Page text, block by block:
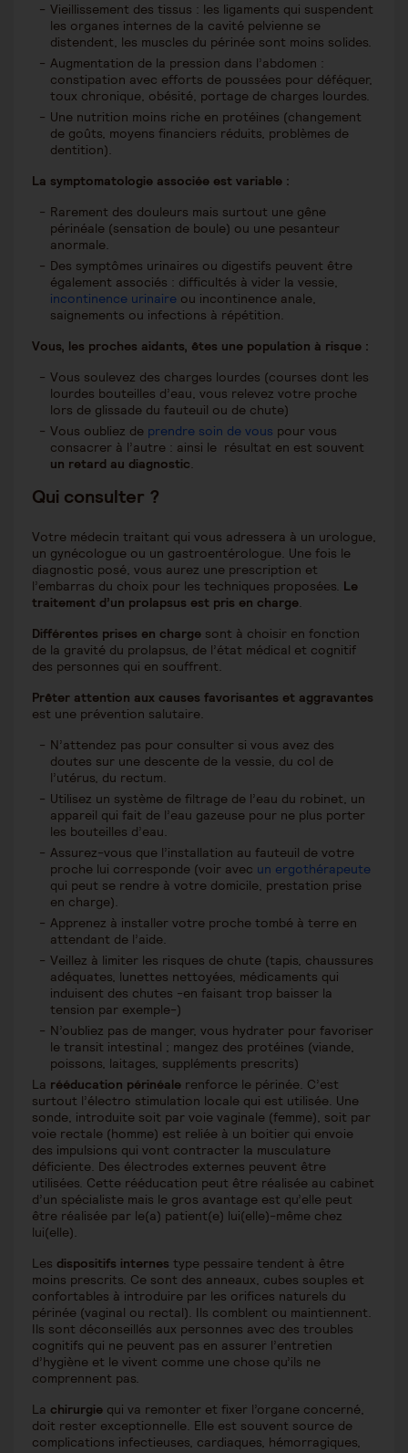
Vieillissement des tissus : les ligaments qui suspendent
les organes internes de la cavité pelvienne se
distendent, les muscles du périnée sont moins solides.
Augmentation de la pression dans l’abdomen :
constipation avec efforts de poussées pour déféquer,
toux chronique, obésité, portage de charges lourdes.
Une nutrition moins riche en protéines (changement
de goûts, moyens financiers réduits, problèmes de
dentition).
La symptomatologie associée est variable :
Rarement des douleurs mais surtout une gêne
périnéale (sensation de boule) ou une pesanteur
anormale.
Des symptômes urinaires ou digestifs peuvent être
également associés : difficultés à vider la vessie,
incontinence urinaire ou incontinence anale,
saignements ou infections à répétition.
Vous, les proches aidants, êtes une population à risque :
Vous soulevez des charges lourdes (courses dont les
lourdes bouteilles d’eau, vous relevez votre proche
lors de glissade du fauteuil ou de chute)
Vous oubliez de prendre soin de vous pour vous
consacrer à l’autre : ainsi le résultat en est souvent
un retard au diagnostic.
Qui consulter ?
Votre médecin traitant qui vous adressera à un urologue,
un gynécologue ou un gastroentérologue. Une fois le
diagnostic posé, vous aurez une prescription et
l’embarras du choix pour les techniques proposées. Le
traitement d’un prolapsus est pris en charge.
Différentes prises en charge sont à choisir en fonction
de la gravité du prolapsus, de l’état médical et cognitif
des personnes qui en souffrent.
Prêter attention aux causes favorisantes et aggravantes
est une prévention salutaire.
N’attendez pas pour consulter si vous avez des
doutes sur une descente de la vessie, du col de
l’utérus, du rectum.
Utilisez un système de filtrage de l’eau du robinet, un
appareil qui fait de l’eau gazeuse pour ne plus porter
les bouteilles d’eau.
Assurez-vous que l’installation au fauteuil de votre
proche lui corresponde (voir avec un ergothérapeute
qui peut se rendre à votre domicile, prestation prise
en charge).
Apprenez à installer votre proche tombé à terre en
attendant de l’aide.
Veillez à limiter les risques de chute (tapis, chaussures
adéquates, lunettes nettoyées, médicaments qui
induisent des chutes -en faisant trop baisser la
tension par exemple-)
N’oubliez pas de manger, vous hydrater pour favoriser
le transit intestinal ; mangez des protéines (viande,
poissons, laitages, suppléments prescrits)
La rééducation périnéale renforce le périnée. C’est
surtout l’électro stimulation locale qui est utilisée. Une
sonde, introduite soit par voie vaginale (femme), soit par
voie rectale (homme) est reliée à un boitier qui envoie
des impulsions qui vont contracter la musculature
déficiente. Des électrodes externes peuvent être
utilisées. Cette rééducation peut être réalisée au cabinet
d’un spécialiste mais le gros avantage est qu’elle peut
être réalisée par le(a) patient(e) lui(elle)-même chez
lui(elle).
Les dispositifs internes type pessaire tendent à être
moins prescrits. Ce sont des anneaux, cubes souples et
confortables à introduire par les orifices naturels du
périnée (vaginal ou rectal). Ils comblent ou maintiennent.
Ils sont déconseillés aux personnes avec des troubles
cognitifs qui ne peuvent pas en assurer l’entretien
d’hygiène et le vivent comme une chose qu’ils ne
comprennent pas.
La chirurgie qui va remonter et fixer l’organe concerné,
doit rester exceptionnelle. Elle est souvent source de
complications infectieuses, cardiaques, hémorragiques,